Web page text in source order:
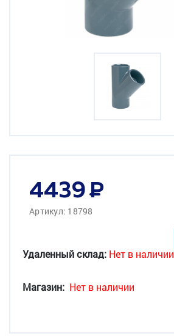
4439
Артикул: 18798
Удаленный склад: Нет в наличии
Магазин: Нет в наличии